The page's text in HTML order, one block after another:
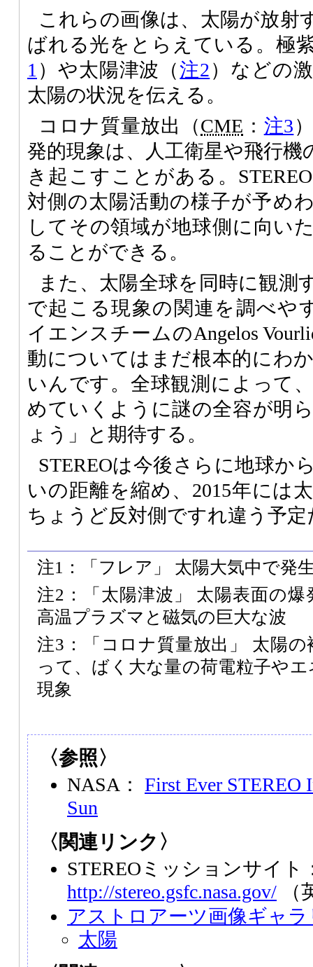
これらの画像は、太陽が放射
ばれる光をとらえている。極
1 ）や太陽津波（注2）などの
太陽の状況を伝える。
コロナ質量放出（CME ： 注3
発的現象は、人工衛星や飛行機
き起こすことがある。
対側の太陽活動の様子が予め
してその領域が地球側に向い
ることができる。
また、太陽全球を同時に観測
で起こる現象の関連を調べや
イエンスチームのAngelos
動についてはまだ根本的にわ
いんです。全球観測によって
めていくように謎の全容が明
ょう」と期待する。
STEREOは今後さらに地球か
いの距離を縮め、2015年には
ちょうど反対側ですれ違う予定
注1：「フレア」 太陽大気中で発
注2：「太陽津波」 太陽表面の
高温プラズマと磁気の巨大な波
注3：「コロナ質量放出」 太陽
って、ばく大な量の荷電粒子や
現象
〈参照〉
NASA： First Ever STEREO
Sun
〈関連リンク〉
STEREOミッションサイト
http://stereo.gsfc.nasa.gov/ （
アストロアーツ画像ギャラ
太陽